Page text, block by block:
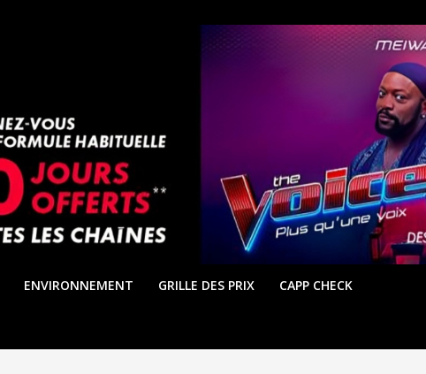
ENVIRONNEMENT GRILLE DES PRIX CAPP CHECK